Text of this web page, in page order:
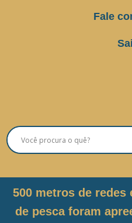
Fale
500 metros de
de pesca foram